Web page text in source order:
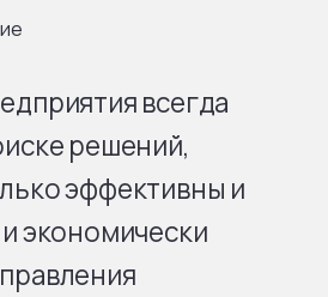
всегда
решений,
эффективны и
экономически